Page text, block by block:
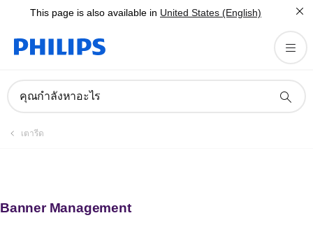
This page is also available in United States (English)
คุณกำลังหาอะไร
เตารีด
Banner Management